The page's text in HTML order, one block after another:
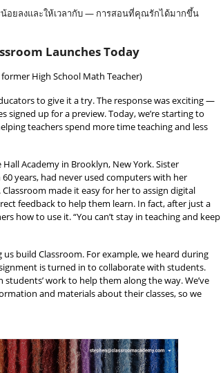
น้อยลงและให้เวลากับ — การสอนที่คุณรักได้มากขึ้น
Launches Today
High School Math Teacher)
to give it a try. The response was exciting —
up for a preview. Today, we’re starting to
teachers spend more time teaching and less
Academy in Brooklyn, New York. Sister
years, had never used computers with her
made it easy for her to assign digital
feedback to help them learn. In fact, after just a
how to use it. “You can’t stay in teaching and keep
build Classroom. For example, we heard during
is turned in to collaborate with students.
work to help them along the way. We’ve
and materials about their classes, so we